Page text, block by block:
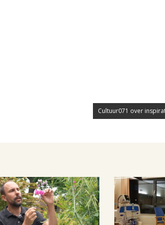
Cultuur071 over